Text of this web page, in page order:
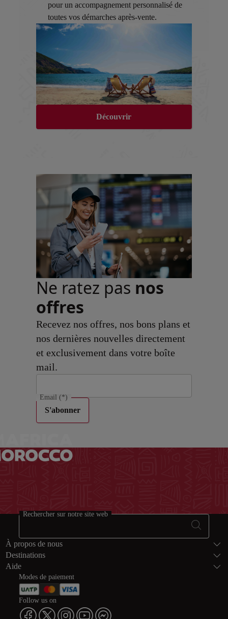
pour un accompagnement personnalisé de
toutes vos démarches après-vente.
Découvrir
Ne ratez pas nos
offres
Recevez nos offres, nos bons plans et
nos dernières nouvelles directement
et exclusivement dans votre boîte
mail.
Email(*)
S'abonner
Bas de page
Rechercher sur notre site web
À propos de nous
Destinations
Aide
Modes de paiement
Follow us on